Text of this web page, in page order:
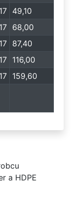
49,10
68,00
87,40
116,00
159,60
a HDPE